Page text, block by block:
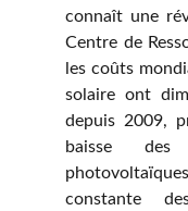
connaît une
Centre de
les coûts
solaire ont
depuis 2009,
baisse
constante